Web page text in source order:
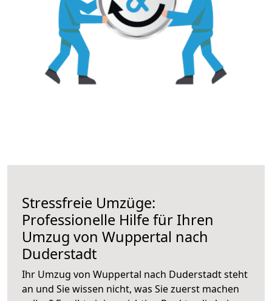
Stressfreie Umzüge:
Professionelle Hilfe für Ihren
Umzug von Wuppertal nach
Duderstadt
Ihr Umzug von Wuppertal nach Duderstadt steht
an und Sie wissen nicht, was Sie zuerst machen